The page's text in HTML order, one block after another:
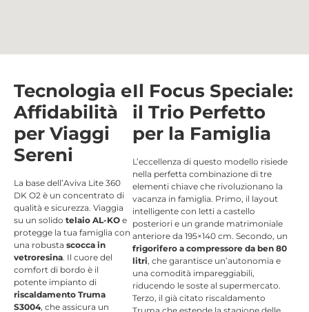
Tecnologia e
Affidabilità
per Viaggi
Sereni
La base dell’Aviva Lite 360
DK O2 è un concentrato di
qualità e sicurezza. Viaggia
su un solido telaio AL-KO e
protegge la tua famiglia con
una robusta scocca in
vetroresina. Il cuore del
comfort di bordo è il
potente impianto di
riscaldamento Truma
S3004, che assicura un
Il Focus Speciale:
il Trio Perfetto
per la Famiglia
L’eccellenza di questo modello risiede
nella perfetta combinazione di tre
elementi chiave che rivoluzionano la
vacanza in famiglia. Primo, il layout
intelligente con letti a castello
posteriori e un grande matrimoniale
anteriore da 195×140 cm.Secondo, un
frigorifero a compressore da ben 80
litri, che garantisce un’autonomia e
una comodità impareggiabili,
riducendo le soste al supermercato.
Terzo, il già citato riscaldamento